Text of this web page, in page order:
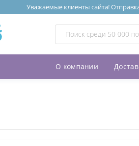
Уважаемые клиенты сайта!
О компании